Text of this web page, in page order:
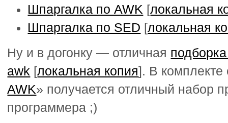
Шпаргалка по AWK [локальная
Шпаргалка по SED [локальная
Ну и в догонку — отличная
awk [локальная копия]. В комплекте
AWK» получается отличный набор
программера ;)